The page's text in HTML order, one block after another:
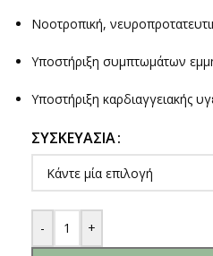
Νοοτροπική,
Υποστήριξη συμπτωμάτων
Υποστήριξη καρδιαγγειακής
ΣΥΣΚΕΥΑΣΊΑ
- +